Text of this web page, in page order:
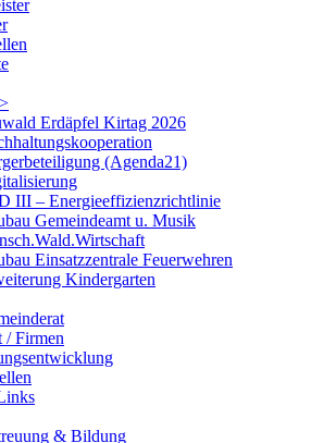
Erdäpfel Kirtag 2026
(Agenda21)
III – Energieeffizienzrichtlinie
Gemeindeamt u. Musik
Einsatzzentrale Feuerwehren
Kindergarten
/ Firmen
& Bildung